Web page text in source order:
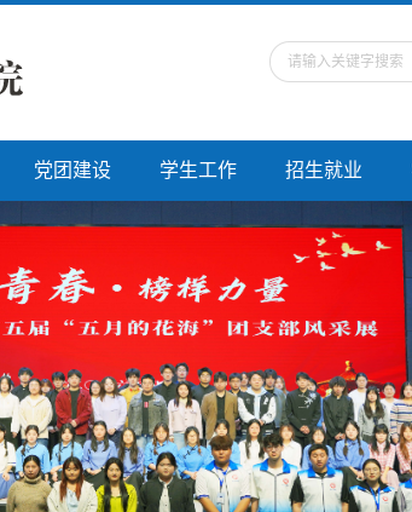
党团建设 学生工作 招生就业